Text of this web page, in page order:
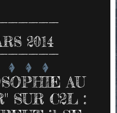
2014
AU
SUR C2L :